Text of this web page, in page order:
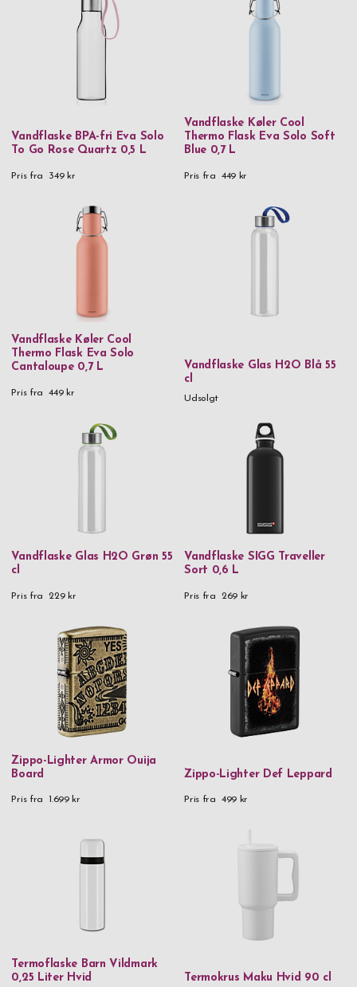
Rustfrit stål
Rustfrit stål Lam. VG10W HRC 59
Rustfrit stål & PVD
Rustfrit stål & træ
Træ
Vegansk læder & rustfrit stål
1.000 kr -1.999,99 kr
2.000 kr
3.000 kr
Vandflaske BPA-fri Eva Solo
To Go Rose Quartz 0,5 L
Pris fra 349 kr
Vandflaske Køler Cool
Thermo Flask Eva Solo Soft
Blue 0,7 L
Pris fra 449 kr
Vandflaske Køler Cool
Thermo Flask Eva Solo
Cantaloupe 0,7 L
Pris fra 449 kr
Vandflaske Glas H2O Blå 55
cl
Udsolgt
Vandflaske Glas H2O Grøn 55
cl
Pris fra 229 kr
Vandflaske SIGG Traveller
Sort 0,6 L
Pris fra 269 kr
Zippo-Lighter Armor Ouija
Board
Pris fra 1.699 kr
Zippo-Lighter Def Leppard
Pris fra 499 kr
Termoflaske Barn Vildmark
0,25 Liter Hvid
Termokrus Maku Hvid 90 cl